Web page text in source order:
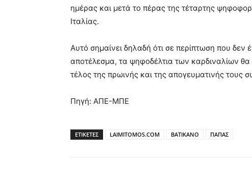
ημέρας και μετά το πέρας της τέταρτης
Ιταλίας.
Αυτό σημαίνει δηλαδή ότι σε περίπτωση που δεν
αποτέλεσμα, τα ψηφοδέλτια των καρδιναλίων θα
τέλος της πρωινής και της απογευματινής τους
Πηγή: ΑΠΕ-ΜΠΕ
ΕΤΙΚΕΤΕΣ LAIMITOMOS.COM ΒΑΤΙΚΑΝΟ ΠΑΠΑΣ